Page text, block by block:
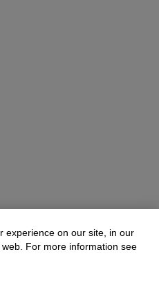
experience on our site, in our
For more information see